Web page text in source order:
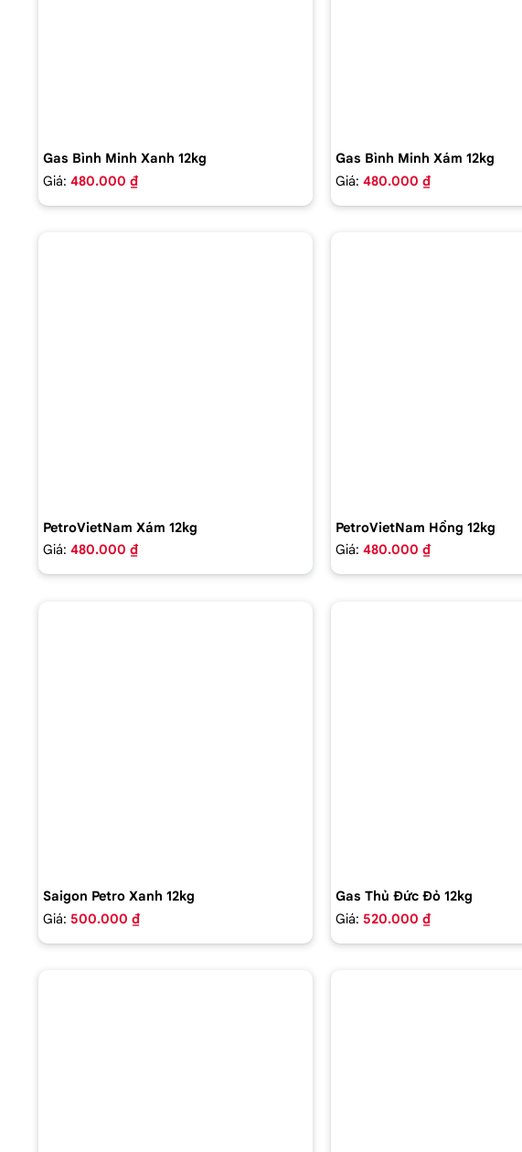
Gas Bình Minh Xanh 12kg
Giá: 480.000 ₫
Gas Bình Minh Xám 12kg
Giá: 480.000 ₫
PetroVietNam Xám 12kg
Giá: 480.000 ₫
PetroVietNam Hồng 12kg
Giá: 480.000 ₫
Saigon Petro Xanh 12kg
Giá: 500.000 ₫
Gas Thủ Đức Đỏ 12kg
Giá: 520.000 ₫